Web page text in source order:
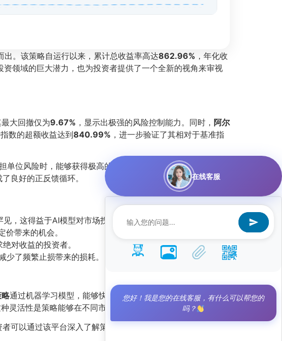
出。该策略自运行以来，累计总收益率高达862.96% ，年化收
领域的巨大潜力，也为投资者提供了一个全新的视角来审视
大回撤仅为9.67% ，显示出极强的风险控制能力。同时， 阿尔
数的超额收益达到840.99% ，进一步验证了其相对于基准指
单位风险时，能够获得极高的回报补偿。此外，胜率
良好的正反馈循环。
，这得益于AI模型对市场拐点的精准识别。
带来的机会。
对收益的投资者。
了频繁止损带来的损耗。
通过机器学习模型，能够快速适应市场风格变化，动态调整持
活性是策略能够在不同市场阶段保持高收益的关键原因。
可以通过该平台深入了解策略的持仓细节与风险暴露，从而做
在线客服
您好！我是您的在线客服，有什么可以帮您的
吗？